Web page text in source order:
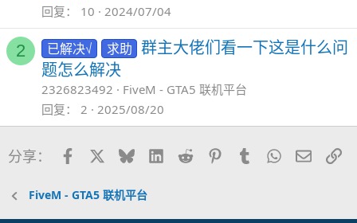
回复
10 2024/07/04
2 已解决√ 求助 群主大佬们看一下这是什么问
题怎么解决
2326823492
FiveM - GTA5 联机平台
回复
2 2025/08/20
分享： FacebookBlueskyLinkedIn
Reddit PinterestTumblrWhatsApp
邮件
FiveM - GTA5 联机平台